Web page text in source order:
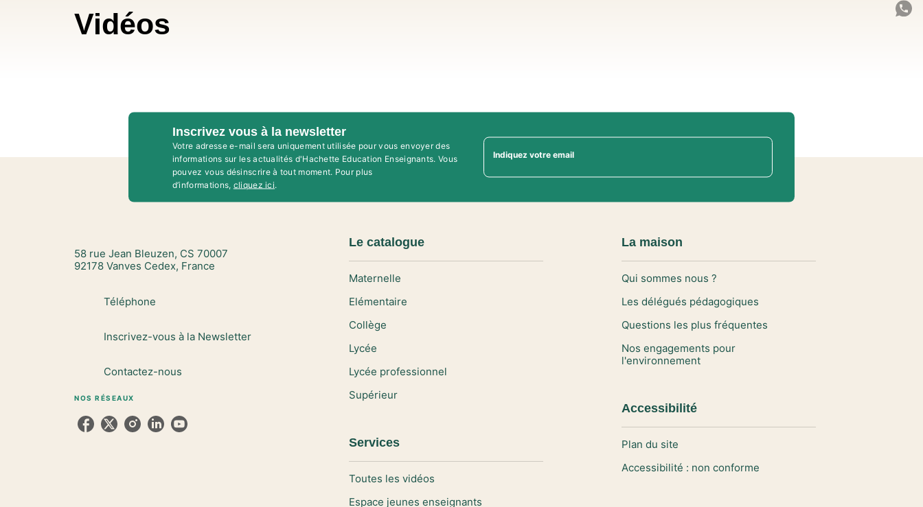
Vidéos
Inscrivez vous à la newsletter
Votre adresse e-mail sera uniquement utilisée pour vous envoyer des
informations sur les actualités d'Hachette Education Enseignants. Vous
pouvez vous désinscrire à tout moment. Pour plus
d’informations, cliquez ici.
Indiquez votre email
58 rue Jean Bleuzen, CS 70007
92178 Vanves Cedex, France
Téléphone
Inscrivez-vous à la Newsletter
Contactez-nous
NOS RÉSEAUX
Le catalogue
Maternelle
Elémentaire
Collège
Lycée
Lycée professionnel
Supérieur
Services
Toutes les vidéos
Espace jeunes enseignants
La maison
Qui sommes nous ?
Les délégués pédagogiques
Questions les plus fréquentes
Nos engagements pour
l'environnement
Accessibilité
Plan du site
Accessibilité : non conforme